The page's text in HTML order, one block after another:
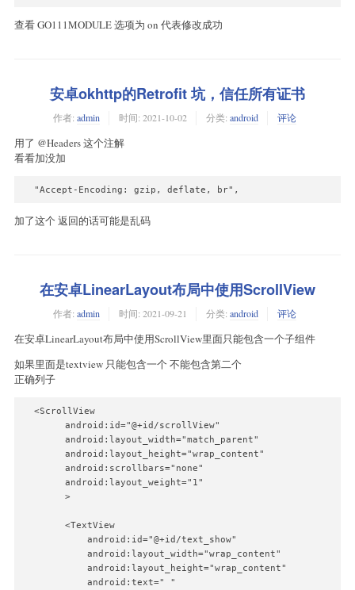
查看 GO111MODULE 选项为 on 代表修改成功
安卓okhttp的Retrofit 坑，信任所有证书
作者: admin 时间: 2021-10-02 分类: android 评论
用了 @Headers 这个注解
看看加没加
加了这个 返回的话可能是乱码
在安卓LinearLayout布局中使用ScrollView
作者: admin 时间: 2021-09-21 分类: android 评论
在安卓LinearLayout布局中使用ScrollView里面只能包含一个子组件
如果里面是textview 只能包含一个 不能包含第二个
正确列子
  <ScrollView
        android:id="@+id/scrollView"
        android:layout_width="match_parent"
        android:layout_height="wrap_content"
        android:scrollbars="none"
        android:layout_weight="1"
        >
        <TextView
            android:id="@+id/text_show"
            android:layout_width="wrap_content"
            android:layout_height="wrap_content"
            android:text=" "